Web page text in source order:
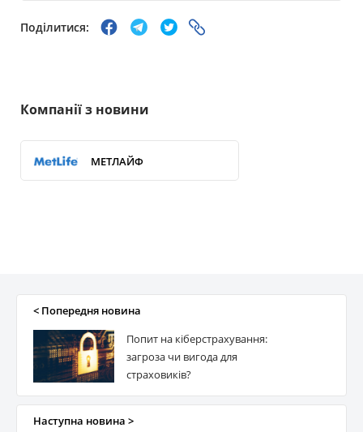
Поділитися:
Компанії з новини
МЕТЛАЙФ
< Попередня новина
Попит на кіберстрахування:
загроза чи вигода для
страховиків?
Наступна новина >